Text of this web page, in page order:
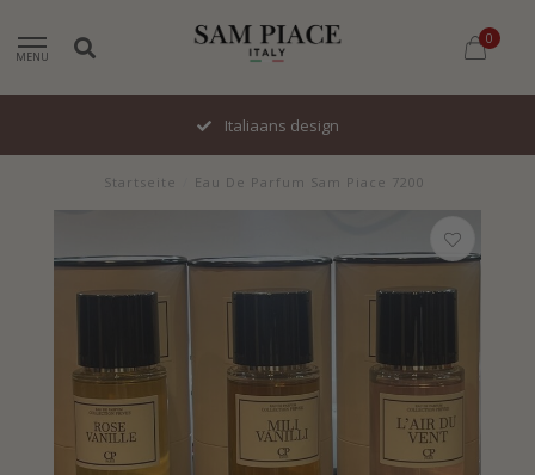
MENU
0
Italiaans design
Startseite Eau De Parfum Sam Piace 7200